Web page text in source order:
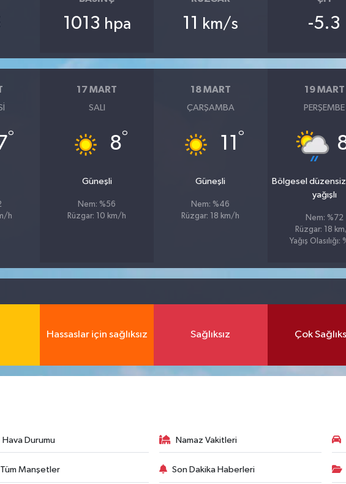
1013 hpa 11 km/s -5.3
°
h
17 MART
SALI
8°
Güneşli
Nem: %56
Rüzgar: 10 km/h
18 MART
ÇARŞAMBA
11 °
Güneşli
Nem: %46
Rüzgar: 18 km/h
19 MART
PERŞEMBE
Bölgesel
yağışlı
Nem: %72
Rüzgar: 18
Yağış Olasılığı:
Hassaslar için sağlıksız Sağlıksız Çok
Hava Durumu Namaz Vakitleri
Tüm Manşetler Son Dakika Haberleri